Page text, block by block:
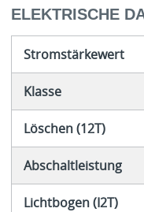
ELEKTRISCHE
Stromstärkewert
Klasse
Löschen (12T)
Abschaltleistung
Lichtbogen (I2T)